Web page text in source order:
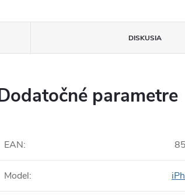
DISKUSIA
parametre
EAN:
Model: